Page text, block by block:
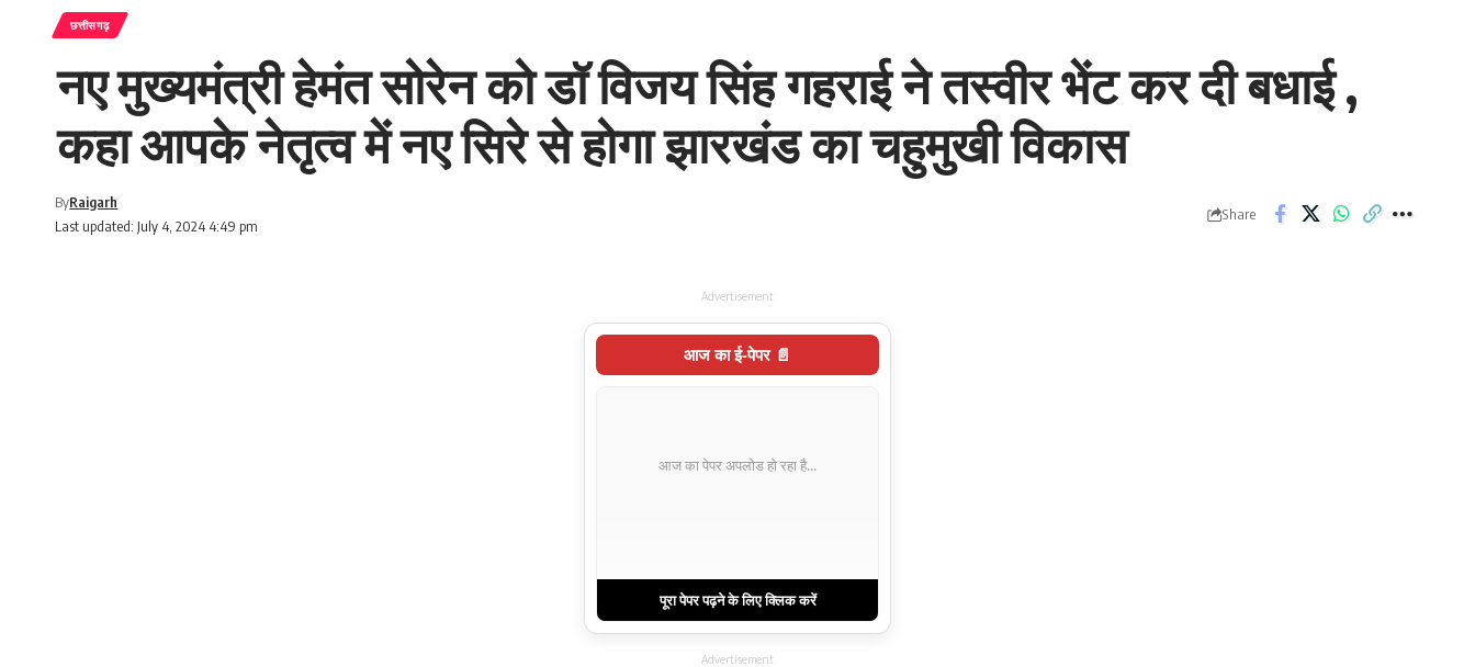
छत्तीसगढ़
नए मुख्यमंत्री हेमंत सोरेन को डॉ विजय सिंह गहराई ने तस्वीर भेंट कर दी बधाई ,
कहा आपके नेतृत्व में नए सिरे से होगा झारखंड का चहुमुखी विकास
Last updated: July 4, 2024 4:49 pm
ByRaigarh
Share
Advertisement
आज का ई-पेपर 📄
आज का पेपर अपलोड हो रहा है...
पूरा पेपर पढ़ने के लिए क्लिक करें
Advertisement